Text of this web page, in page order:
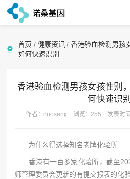
首页 / 健康资讯 / 香港验血检测男孩
如何快速识别
香港验血检测男孩女孩性别
何快速识别
作者：nuosang 浏览：255 发表时
为什么得选择知名老牌化验所
香港有一百多家化验所，截至
师管理委员会更新的有提交报表的化